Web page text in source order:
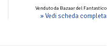
Venduto da Bazaar del Fantastico
» Vedi scheda completa